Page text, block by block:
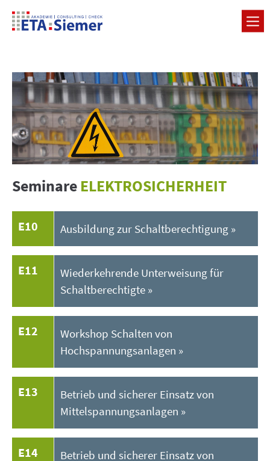
Seminare ELEKTROSICHERHEIT
E10 Ausbildung zur Schaltberechtigung
E11
Wiederkehrende Unterweisung für
Schaltberechtigte
E12
Workshop Schalten von
Hochspannungsanlagen
E13
Betrieb und sicherer Einsatz von
Mittelspannungsanlagen
E14
Betrieb und sicherer Einsatz von